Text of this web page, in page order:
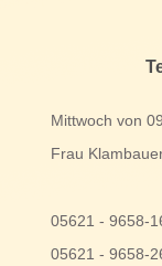
Mittwoch von
Frau
05621 - 9658-
05621 - 9658-